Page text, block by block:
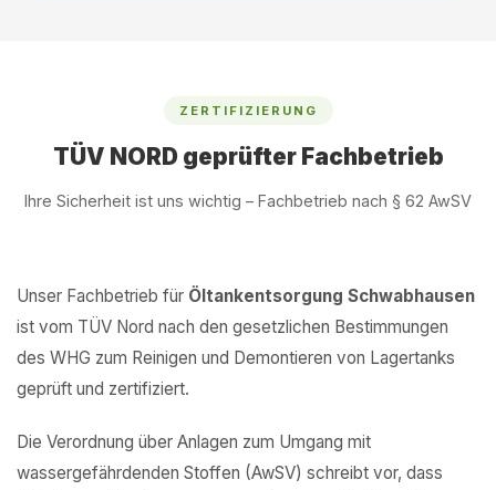
ZERTIFIZIERUNG
TÜV NORD geprüfter Fachbetrieb
Ihre Sicherheit ist uns wichtig – Fachbetrieb nach § 62 AwSV
Unser Fachbetrieb für Öltankentsorgung Schwabhausen
ist vom TÜV Nord nach den gesetzlichen Bestimmungen
des WHG zum Reinigen und Demontieren von Lagertanks
geprüft und zertifiziert.
Die Verordnung über Anlagen zum Umgang mit
wassergefährdenden Stoffen (AwSV) schreibt vor, dass